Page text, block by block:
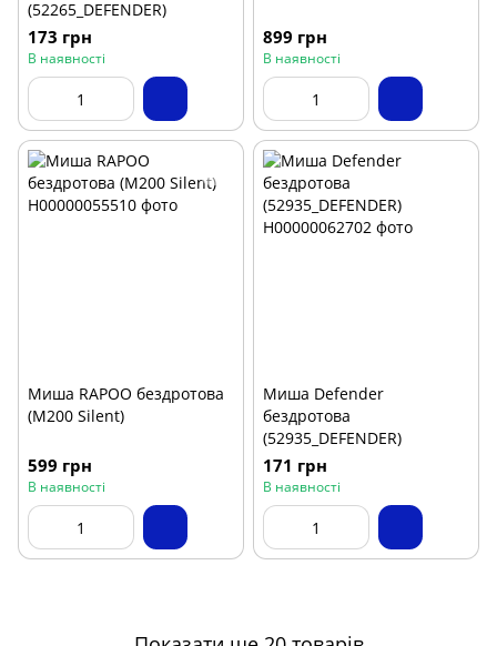
(52265_DEFENDER)
173 грн
В наявності
899 грн
В наявності
Миша RAPOO бездротова
(M200 Silent)
599 грн
В наявності
Миша Defender
бездротова
(52935_DEFENDER)
171 грн
В наявності